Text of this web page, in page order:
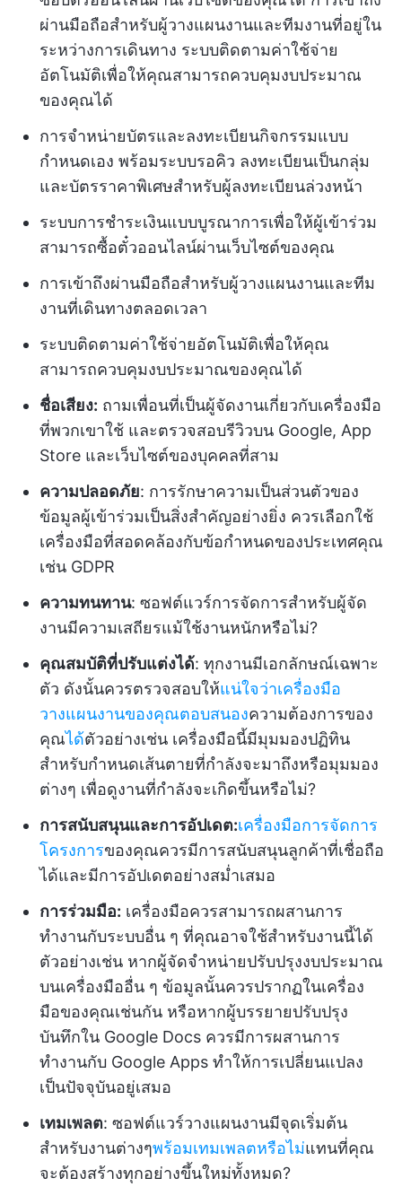
ผ่านมือถือสำหรับผู้วางแผนงานและทีมงานที่อยู่ใน
ระหว่างการเดินทาง ระบบติดตามค่าใช้จ่าย
อัตโนมัติเพื่อให้คุณสามารถควบคุมงบประมาณ
ของคุณได้
การจำหน่ายบัตรและลงทะเบียนกิจกรรมแบบ
กำหนดเอง พร้อมระบบรอคิว ลงทะเบียนเป็นกลุ่ม
และบัตรราคาพิเศษสำหรับผู้ลงทะเบียนล่วงหน้า
ระบบการชำระเงินแบบบูรณาการเพื่อให้ผู้เข้าร่วม
สามารถซื้อตั๋วออนไลน์ผ่านเว็บไซต์ของคุณ
การเข้าถึงผ่านมือถือสำหรับผู้วางแผนงานและทีม
งานที่เดินทางตลอดเวลา
ระบบติดตามค่าใช้จ่ายอัตโนมัติเพื่อให้คุณ
สามารถควบคุมงบประมาณของคุณได้
ชื่อเสียง: ถามเพื่อนที่เป็นผู้จัดงานเกี่ยวกับเครื่องมือ
ที่พวกเขาใช้ และตรวจสอบรีวิวบน Google, App
Store และเว็บไซต์ของบุคคลที่สาม
ความปลอดภัย: การรักษาความเป็นส่วนตัวของ
ข้อมูลผู้เข้าร่วมเป็นสิ่งสำคัญอย่างยิ่ง ควรเลือกใช้
เครื่องมือที่สอดคล้องกับข้อกำหนดของประเทศคุณ
เช่น GDPR
ความทนทาน: ซอฟต์แวร์การจัดการสำหรับผู้จัด
งานมีความเสถียรแม้ใช้งานหนักหรือไม่?
คุณสมบัติที่ปรับแต่งได้: ทุกงานมีเอกลักษณ์เฉพาะ
ตัว ดังนั้นควรตรวจสอบให้แน่ใจว่าเครื่องมือ
วางแผนงานของคุณตอบสนองความต้องการของ
คุณได้ตัวอย่างเช่น เครื่องมือนี้มีมุมมองปฏิทิน
สำหรับกำหนดเส้นตายที่กำลังจะมาถึงหรือมุมมอง
ต่างๆ เพื่อดูงานที่กำลังจะเกิดขึ้นหรือไม่?
การสนับสนุนและการอัปเดต:เครื่องมือการจัดการ
โครงการของคุณควรมีการสนับสนุนลูกค้าที่เชื่อถือ
ได้และมีการอัปเดตอย่างสม่ำเสมอ
การร่วมมือ: เครื่องมือควรสามารถผสานการ
ทำงานกับระบบอื่น ๆ ที่คุณอาจใช้สำหรับงานนี้ได้
ตัวอย่างเช่น หากผู้จัดจำหน่ายปรับปรุงงบประมาณ
บนเครื่องมืออื่น ๆ ข้อมูลนั้นควรปรากฏในเครื่อง
มือของคุณเช่นกัน หรือหากผู้บรรยายปรับปรุง
บันทึกใน Google Docs ควรมีการผสานการ
ทำงานกับ Google Apps ทำให้การเปลี่ยนแปลง
เป็นปัจจุบันอยู่เสมอ
เทมเพลต: ซอฟต์แวร์วางแผนงานมีจุดเริ่มต้น
สำหรับงานต่างๆพร้อมเทมเพลตหรือไม่แทนที่คุณ
จะต้องสร้างทุกอย่างขึ้นใหม่ทั้งหมด?